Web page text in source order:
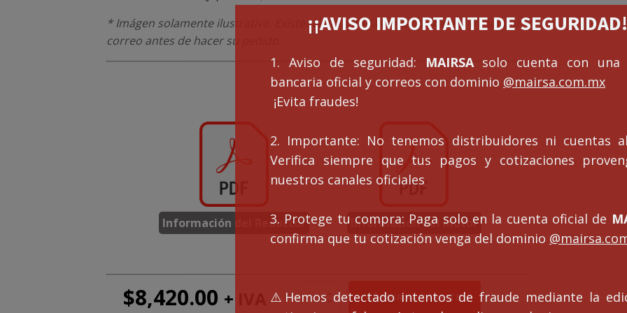
¡¡AVISO IMPORTANTE DE
1. Aviso de seguridad: MAIRSAsolo cuenta con una
bancaria oficial y correos con dominio @mairsa.com.mx
¡Evita fraudes!
2. Importante: No tenemos distribuidores ni cuentas
Verifica siempre que tus pagos y cotizaciones
nuestros canales oficiales
3. Protege tu compra: Paga solo en la cuenta oficial de
confirma que tu cotización venga del dominio
⚠️Hemos detectado intentos de fraude mediante la
* Imágen solamente ilustrativa. Existencias limitadas favor de llamar o mandar
correo antes de hacer su pedido.
Información del Reductor Información del Motor
$8,420.00 + IVA
Motorreductor AÑADIR AL CARRITO